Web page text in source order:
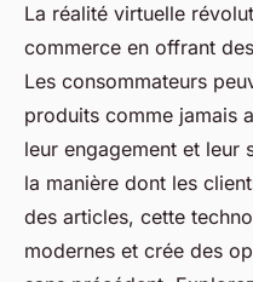
La réalité virtuelle
commerce en offrant
Les consommateurs
produits comme jamais
leur engagement et leur
la manière dont les
des articles, cette
modernes et crée des